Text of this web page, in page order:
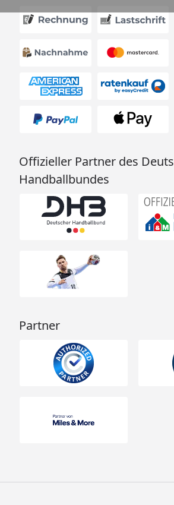
Offizieller Partner des
Handballbundes
Partner